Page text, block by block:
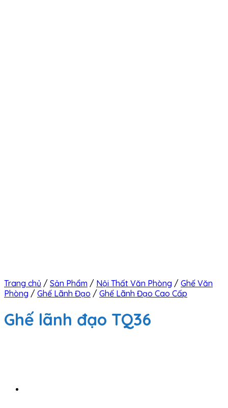
Trang chủ / Sản Phẩm / Nội Thất Văn Phòng / Ghế Văn
Phòng / Ghế Lãnh Đạo / Ghế Lãnh Đạo Cao Cấp
Ghế lãnh đạo TQ36